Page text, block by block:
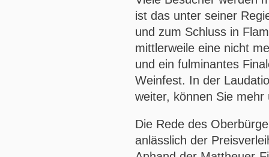
ist das unter seiner
und zum Schluss in
mittlerweile eine nicht
und ein fulminantes
Weinfest. In der
weiter, können Sie
Die Rede des
anlässlich der